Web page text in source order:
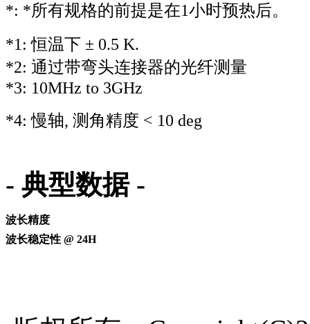
*: *所有规格的前提是在1小时预热后。
*1: 恒温下 ± 0.5 K.
*2: 通过带弯头连接器的光纤测量
*3: 10MHz to 3GHz
*4: 慢轴, 测角精度 < 10 deg
- 典型数据 -
波长精度
波长稳定性 @ 24H